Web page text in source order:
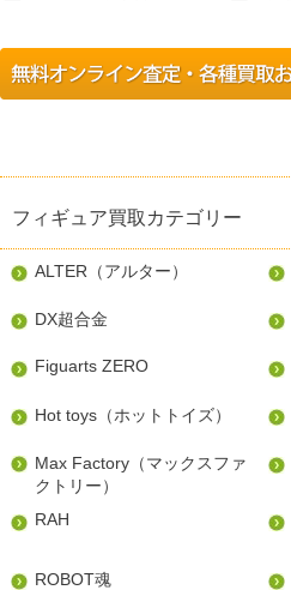
フィギュア買取カテゴリー
ALTER（アルター）
DX超合金
Figuarts ZERO
Hot toys（ホットトイズ）
Max Factory（マックスファ
クトリー）
RAH
ROBOT魂